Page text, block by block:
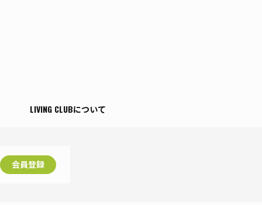
LIVING CLUBについて
会員登録